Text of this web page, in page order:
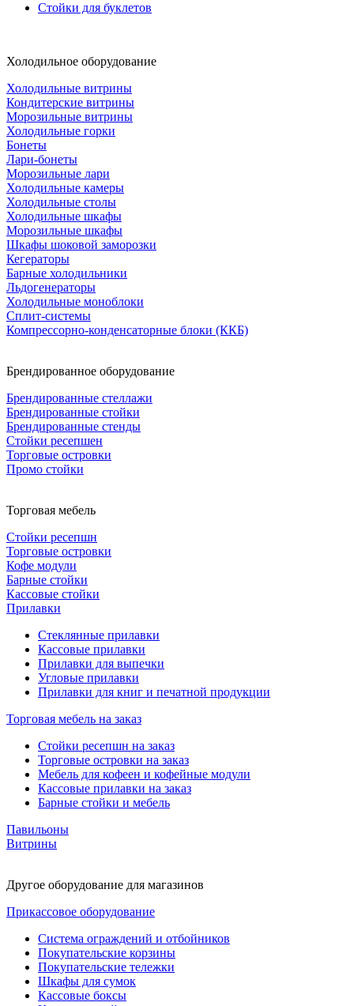
Стойки для буклетов
Холодильное оборудование
Холодильные витрины
Кондитерские витрины
Морозильные витрины
Холодильные горки
Бонеты
Лари-бонеты
Морозильные лари
Холодильные камеры
Холодильные столы
Холодильные шкафы
Морозильные шкафы
Шкафы шоковой заморозки
Кегераторы
Барные холодильники
Льдогенераторы
Холодильные моноблоки
Сплит-системы
Компрессорно-конденсаторные блоки (ККБ)
Брендированное оборудование
Брендированные стеллажи
Брендированные стойки
Брендированные стенды
Стойки ресепшен
Торговые островки
Промо стойки
Торговая мебель
Стойки ресепшн
Торговые островки
Кофе модули
Барные стойки
Кассовые стойки
Прилавки
Стеклянные прилавки
Кассовые прилавки
Прилавки для выпечки
Угловые прилавки
Прилавки для книг и печатной продукции
Торговая мебель на заказ
Стойки ресепшн на заказ
Торговые островки на заказ
Мебель для кофеен и кофейные модули
Кассовые прилавки на заказ
Барные стойки и мебель
Павильоны
Витрины
Другое оборудование для магазинов
Прикассовое оборудование
Система ограждений и отбойников
Покупательские корзины
Покупательские тележки
Шкафы для сумок
Кассовые боксы